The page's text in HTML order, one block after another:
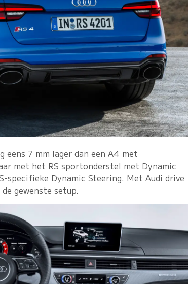
7 mm lager dan een A4 met
met het RS sportonderstel met Dynamic
specifieke Dynamic Steering. Met Audi drive
gewenste setup.